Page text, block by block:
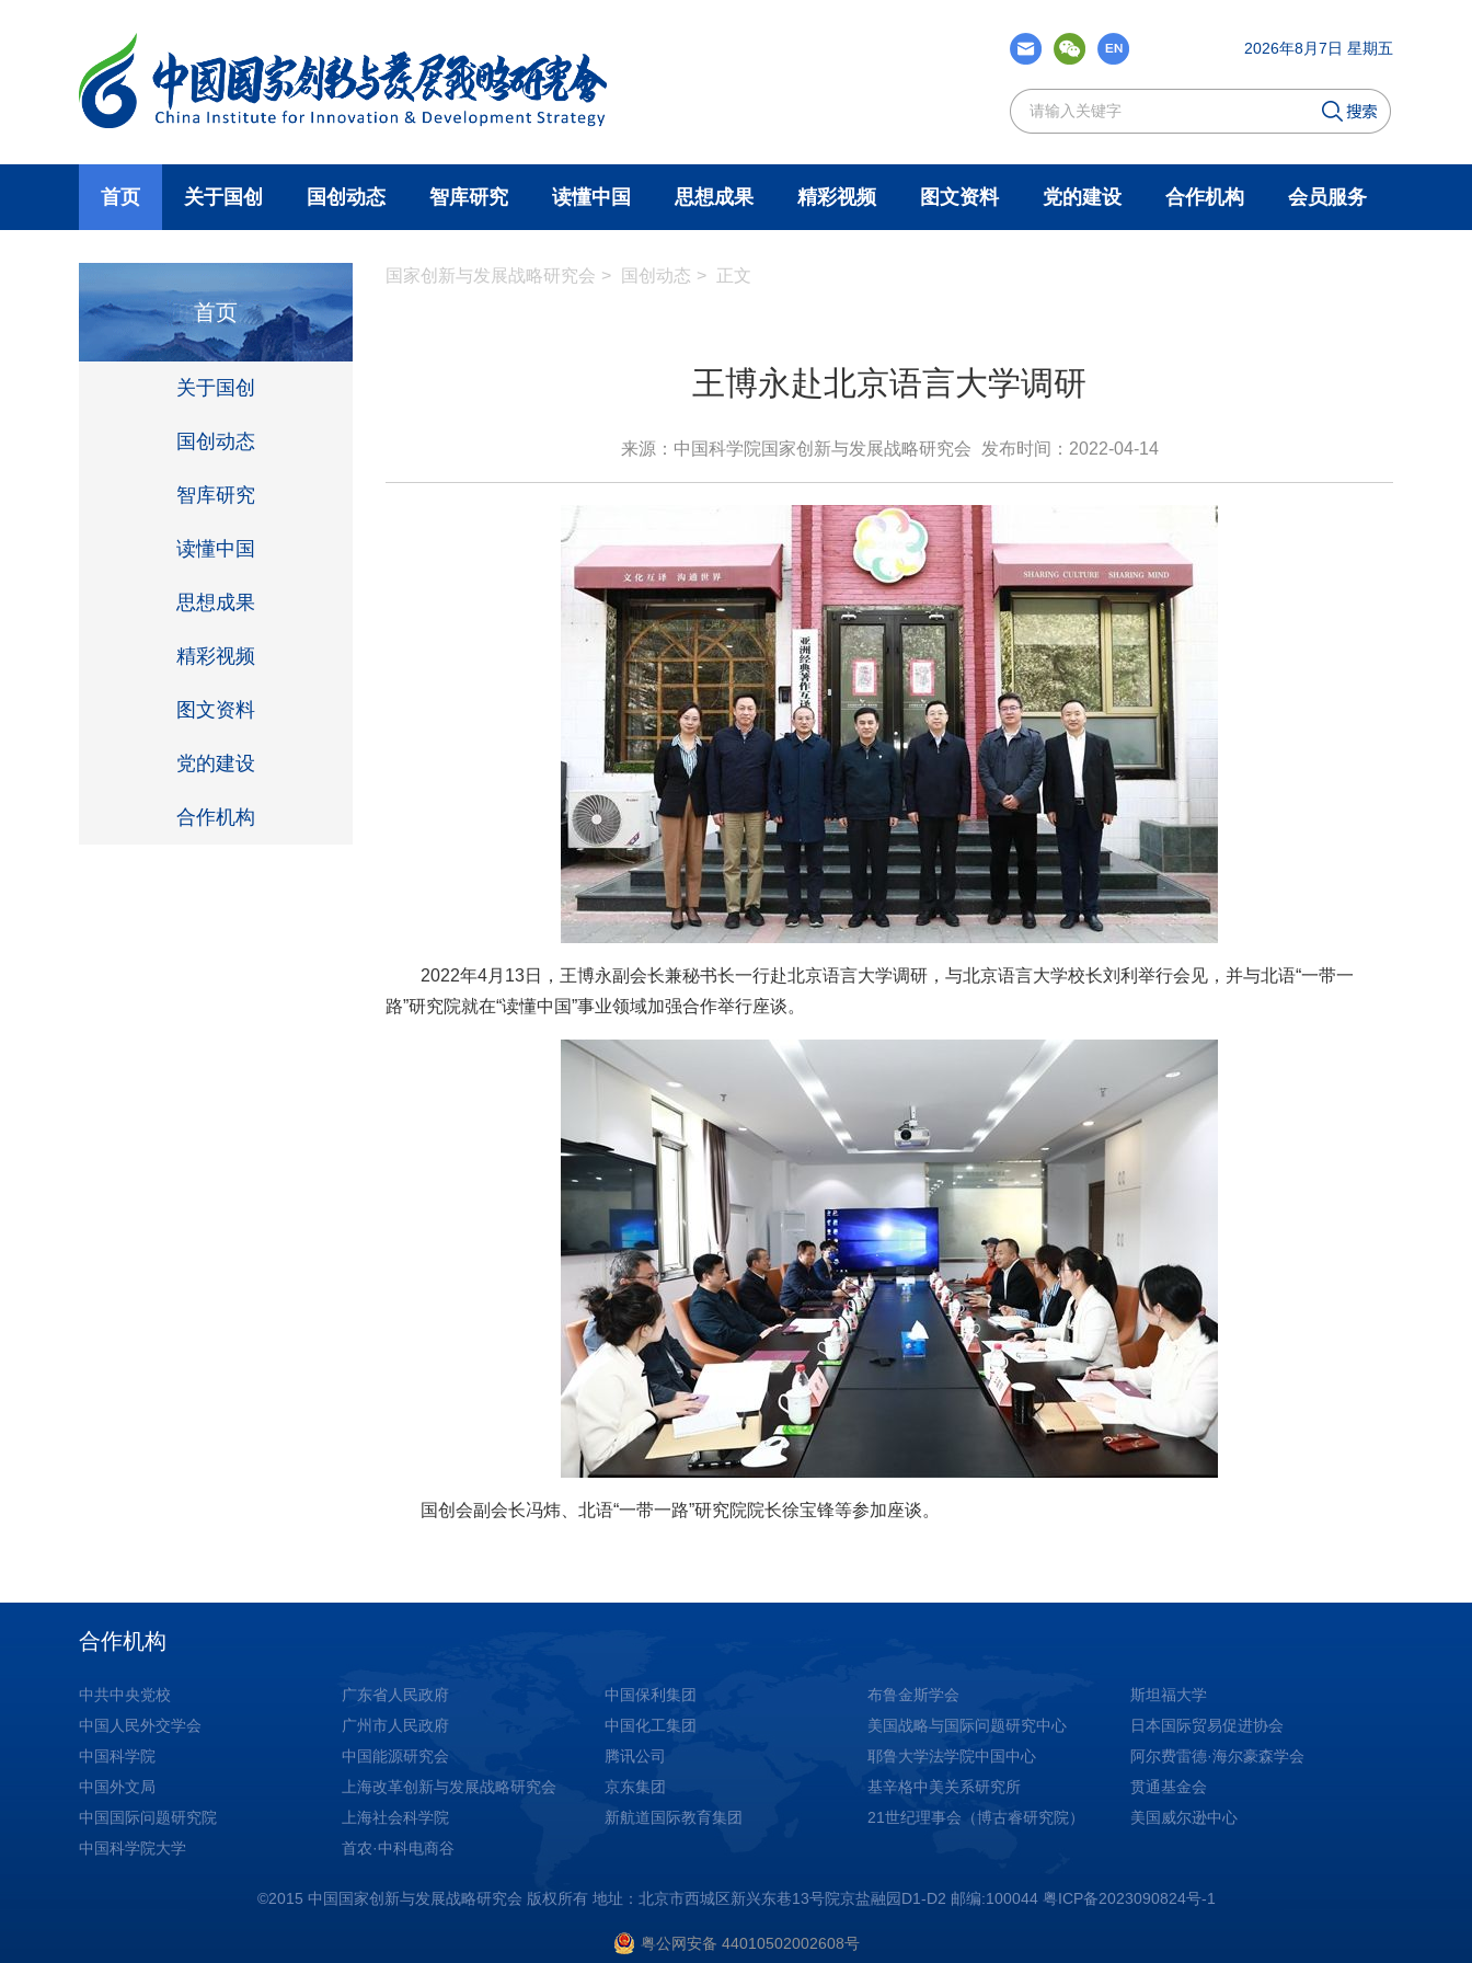
2026年8月7日 星期五
首页 关于国创 国创动态 智库研究 读懂中国 思想成果 精彩视频 图文资料 党的建设 合作机构 会员服务
首页
关于国创
国创动态
智库研究
读懂中国
思想成果
精彩视频
图文资料
党的建设
合作机构
国家创新与发展战略研究会 > 国创动态 > 正文
王博永赴北京语言大学调研
来源：中国科学院国家创新与发展战略研究会 发布时间：2022-04-14
2022年4月13日，王博永副会长兼秘书长一行赴北京语言大学调研，与北京语言大学校长刘利举行会见，并与北语“一带一
路”研究院就在“读懂中国”事业领域加强合作举行座谈。
国创会副会长冯炜、北语“一带一路”研究院院长徐宝锋等参加座谈。
合作机构
中共中央党校 广东省人民政府
中国保利集团
中国人民外交学会
广州市人民政府
中国化工集团
中国科学院
中国能源研究会
腾讯公司
中国外文局
上海改革创新与发展战略研究会
京东集团
中国国际问题研究院
上海社会科学院
新航道国际教育集团
中国科学院大学
首农·中科电商谷
布鲁金斯学会
斯坦福大学
美国战略与国际问题研究中心
日本国际贸易促进协会
耶鲁大学法学院中国中心
阿尔费雷德·海尔豪森学会
基辛格中美关系研究所
贯通基金会
21世纪理事会（博古睿研究院）
美国威尔逊中心
©2015 中国国家创新与发展战略研究会 版权所有 地址：北京市西城区新兴东巷13号院京盐融园D1-D2 邮编:100044 粤ICP备2023090824号-1
粤公网安备 44010502002608号